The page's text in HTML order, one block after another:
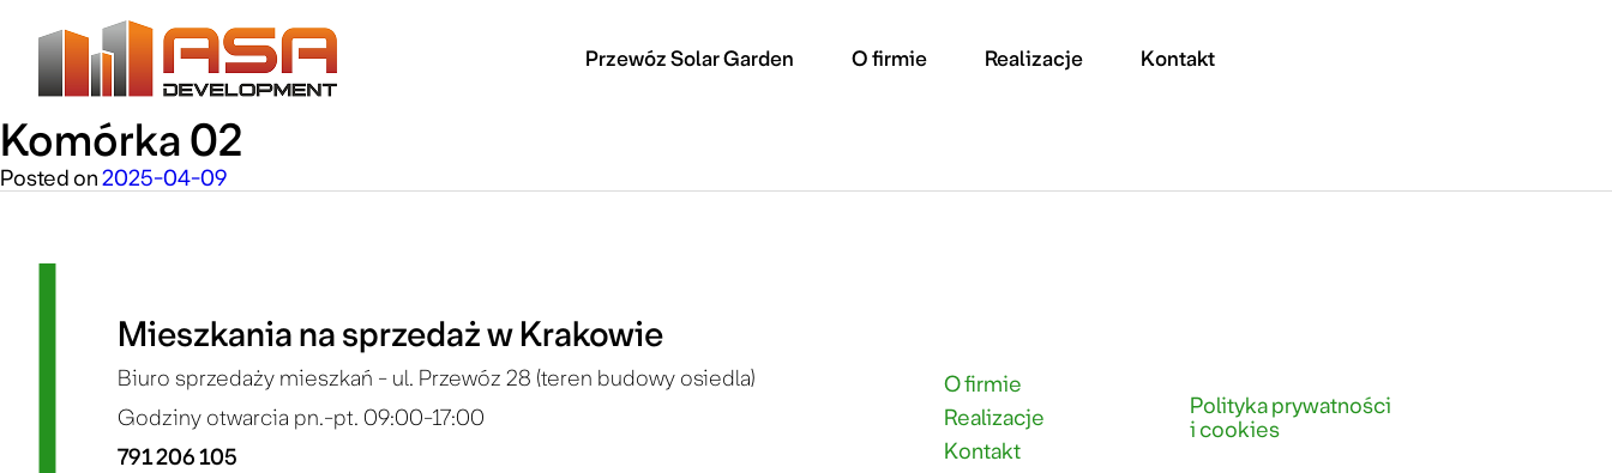
Skip
to
content
Przewóz Solar Garden O firmie Realizacje Kontakt
Komórka 02
Posted on2025-04-09
Mieszkania na sprzedaż w Krakowie
Biuro sprzedaży mieszkań - ul. Przewóz 28 (teren budowy osiedla)
Godziny otwarcia pn.-pt. 09:00-17:00
791 206 105
O firmie
Realizacje
Kontakt
Polityka prywatności
i cookies